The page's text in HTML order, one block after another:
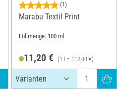
(1)
Marabu Textil Print
Füllmenge: 100 ml
11,20 € (1 l = 112,00 €)